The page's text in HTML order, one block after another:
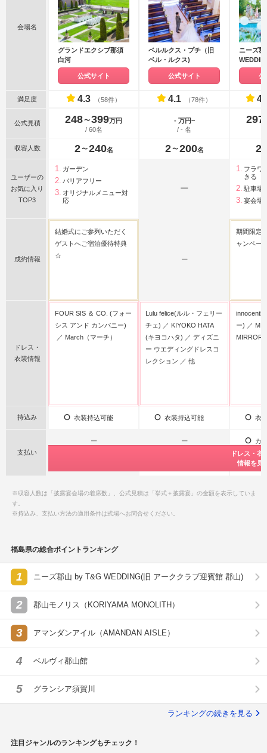
会場名
グランドエクシブ那須
白河
公式サイト
ベルルクス・プチ（旧
ベル・ルクス)
公式サイト
ニーズ
ラブ迎賓
公
満足度 4.3 （58件） 4.1 （78件）
公式見積 248〜399万円
/ 60名
- 万円~
/ - 名
297
収容人数 2 〜 240名 2 〜 200名 2
ユーザーの
お気に入り
TOP3
ガーデン
バリアフリー
オリジナルメニュー対
応
ー
フラワ
きる
駐車場
宴会場
成約情報
結婚式にご参列いただく
ゲストへご宿泊優待特典
☆
ー
期間限定
ャンペー
公式サイト
特典情報をチ
公式サイト
特典情報をチ
ドレス・
衣装情報
FOUR SIS ＆ CO. (フォー
シス アンド カンパニー)
March（マーチ）
ドレス・衣
情報を見
Lulu felice(ルル・フェリー
チェ)
KIYOKO HATA
(キヨコハタ)
ディズニ
ー ウエディングドレスコ
レクション
他
ドレス・衣
情報を見
ー)
MIRROR(
ドレス・衣
情報を見
ドレス・衣
情報を見
持込み 衣装持込可能 衣装持込可能 衣
支払い
ー ー カ
後
※収容人数は「披露宴会場の着席数」、公式見積は「挙式＋披露宴」の金額を表示していま
す。
※持込み、支払い方法の適用条件は式場へお問合せください。
福島県の総合ポイントランキング
1 ニーズ郡山 by T&G WEDDING(旧 アーククラブ迎賓館 郡山)
2 郡山モノリス（KORIYAMA MONOLITH）
3 アマンダンアイル（AMANDAN AISLE）
4 ベルヴィ郡山館
5 グランシア須賀川
ランキングの続きを見る
注目ジャンルのランキングもチェック！